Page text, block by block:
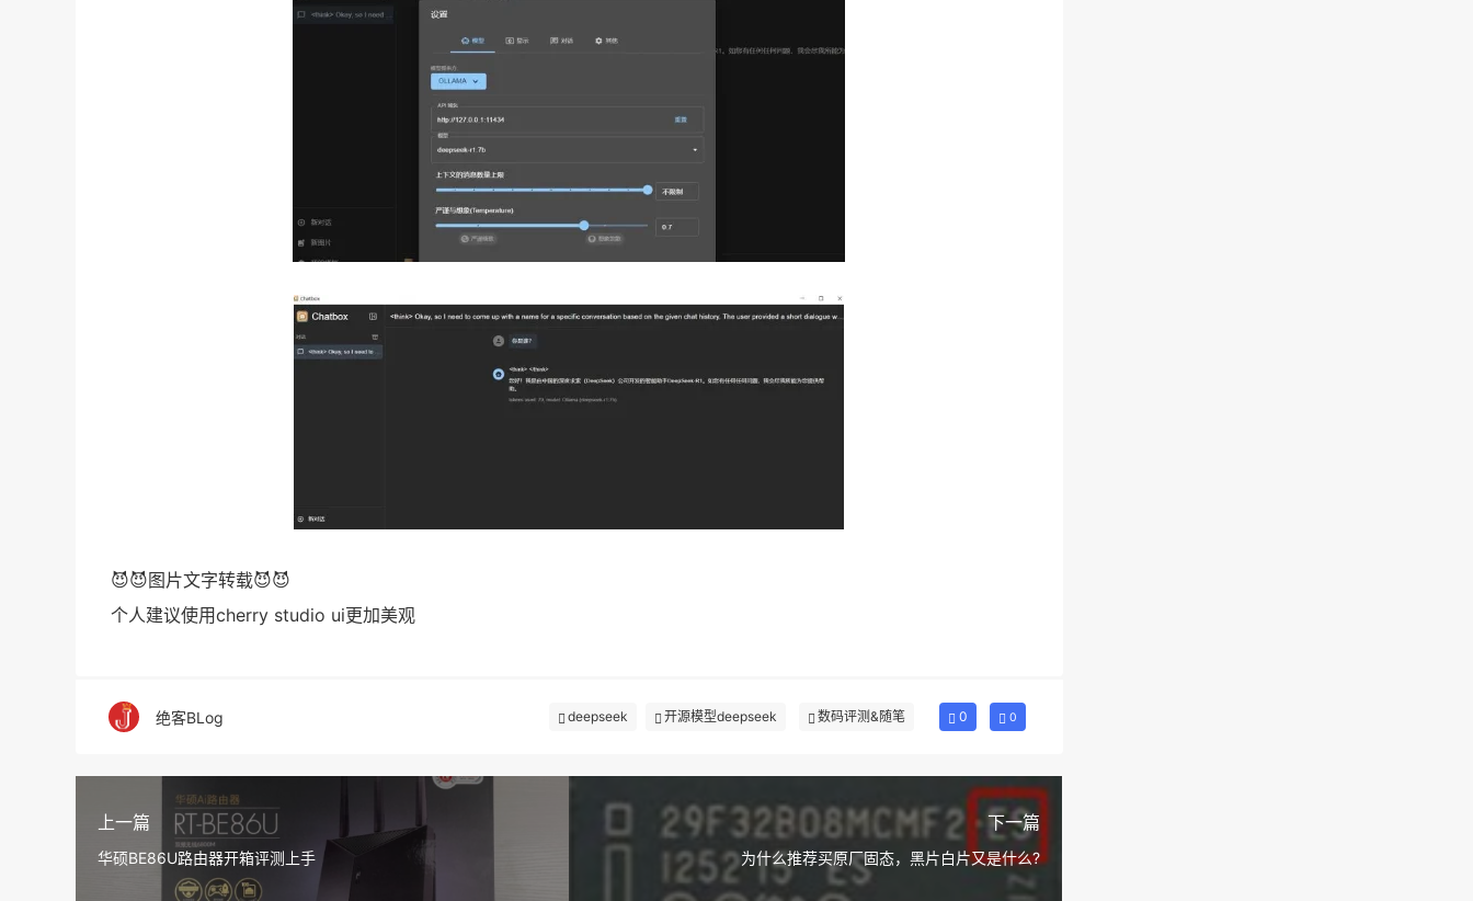
😈😈图片文字转载😈😈
个人建议使用cherry studio ui更加美观
绝客BLog deepseek 开源模型deepseek 数码评测&随笔 0 0
上一篇
华硕BE86U路由器开箱评测上手
下一篇
为什么推荐买原厂固态，黑片白片又是什么?